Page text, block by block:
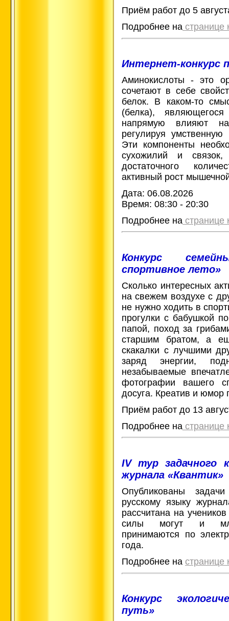
Приём работ до 5
Подробнее на странице
Интернет-конкурс
Аминокислоты - это
сочетают в себе
белок. В каком-то
(белка),
напрямую влияют
регулируя
Эти компоненты
сухожилий и
достаточного
активный рост
Дата: 06.08.2026
Время: 08:30 - 20:30
Подробнее на странице
Конкурс
спортивное лето»
Сколько интересных
на свежем воздухе с
не нужно ходить в
прогулки с бабушкой
папой, поход за
старшим братом, а
скакалки с лучшими
заряд энергии,
незабываемые
фотографии вашего
досуга. Креатив и юмор
Приём работ до 13
Подробнее на странице
IV тур задачного
журнала «Квантик»
Опубликованы
русскому языку
рассчитана на
силы могут и
принимаются по
года.
Подробнее на странице
Конкурс
путь»